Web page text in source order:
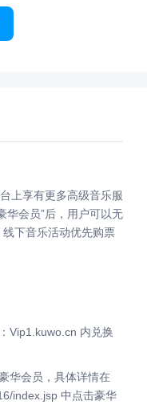
上享有更多高级音乐服
华会员”后，用户可以无
下音乐活动优先购票
Vip1.kuwo.cn 内兑换
华会员，具体详情在
index.jsp 中点击豪华